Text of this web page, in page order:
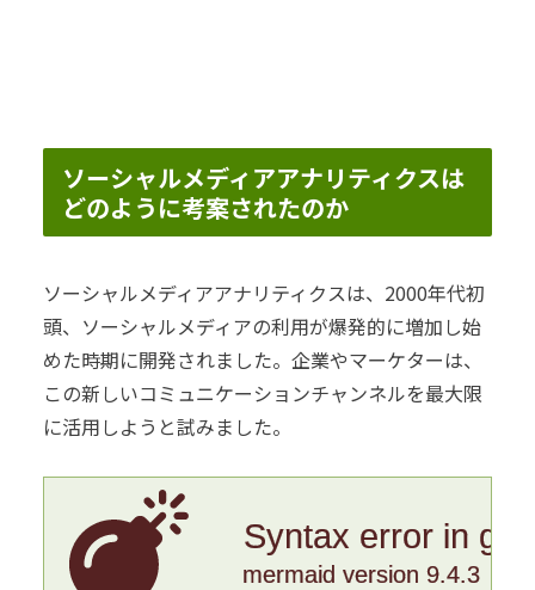
ソーシャルメディアアナリティクスは
どのように考案されたのか
ソーシャルメディアアナリティクスは、2000年代初
頭、ソーシャルメディアの利用が爆発的に増加し始
めた時期に開発されました。企業やマーケターは、
この新しいコミュニケーションチャンネルを最大限
に活用しようと試みました。
Syntax error in
mermaid version 9.4.3